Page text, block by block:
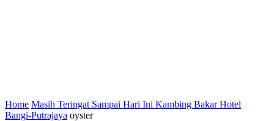
Home Masih Teringat Sampai Hari Ini Kambing Bakar Hotel
Bangi-Putrajaya oyster